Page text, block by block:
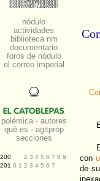
con
de